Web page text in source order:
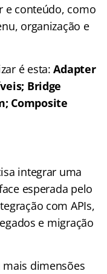
e conteúdo, como
organização e
é esta:Adapter
Bridge
Composite
integrar uma
esperada pelo
com APIs,
e migração
dimensões